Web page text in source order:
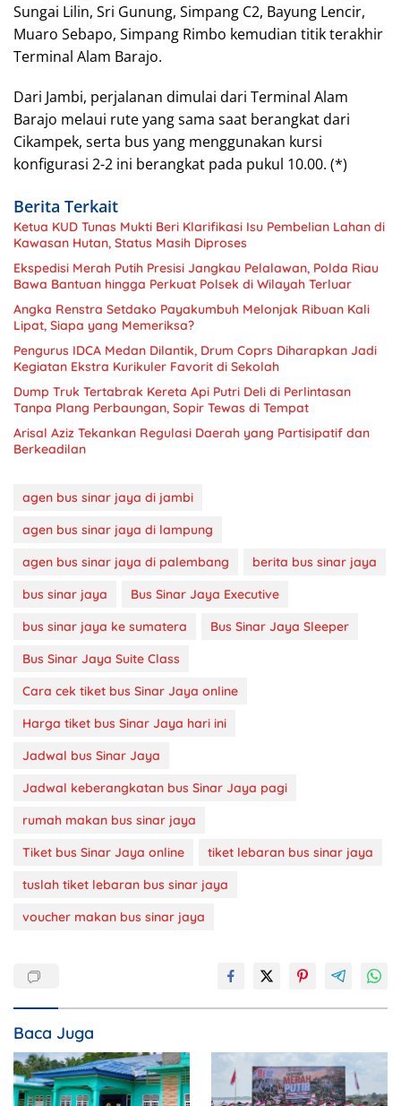
Sungai Lilin, Sri Gunung, Simpang C2, Bayung Lencir,
Muaro Sebapo, Simpang Rimbo kemudian titik terakhir
Terminal Alam Barajo.
Dari Jambi, perjalanan dimulai dari Terminal Alam
Barajo melaui rute yang sama saat berangkat dari
Cikampek, serta bus yang menggunakan kursi
konfigurasi 2-2 ini berangkat pada pukul 10.00. (*)
Berita Terkait
Ketua KUD Tunas Mukti Beri Klarifikasi Isu Pembelian Lahan di
Kawasan Hutan, Status Masih Diproses
Ekspedisi Merah Putih Presisi Jangkau Pelalawan, Polda Riau
Bawa Bantuan hingga Perkuat Polsek di Wilayah Terluar
Angka Renstra Setdako Payakumbuh Melonjak Ribuan Kali
Lipat, Siapa yang Memeriksa?
Pengurus IDCA Medan Dilantik, Drum Coprs Diharapkan Jadi
Kegiatan Ekstra Kurikuler Favorit di Sekolah
Dump Truk Tertabrak Kereta Api Putri Deli di Perlintasan
Tanpa Plang Perbaungan, Sopir Tewas di Tempat
Arisal Aziz Tekankan Regulasi Daerah yang Partisipatif dan
Berkeadilan
agen bus sinar jaya di jambi
agen bus sinar jaya di lampung
agen bus sinar jaya di palembang
berita bus sinar jaya
bus sinar jaya
Bus Sinar Jaya Executive
bus sinar jaya ke sumatera
Bus Sinar Jaya Sleeper
Bus Sinar Jaya Suite Class
Cara cek tiket bus Sinar Jaya online
Harga tiket bus Sinar Jaya hari ini
Jadwal bus Sinar Jaya
Jadwal keberangkatan bus Sinar Jaya pagi
rumah makan bus sinar jaya
Tiket bus Sinar Jaya online
tiket lebaran bus sinar jaya
tuslah tiket lebaran bus sinar jaya
voucher makan bus sinar jaya
Baca Juga